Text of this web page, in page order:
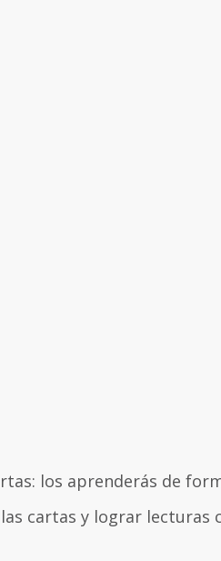
los aprenderás de
cartas y lograr lecturas